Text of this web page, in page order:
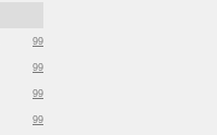
99
99
99
99